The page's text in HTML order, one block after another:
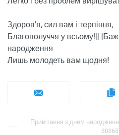
Здоров'я, сил вам і терпіння,
Благополуччя у всьому!||
народження
Лишь молодеть вам щодня!
Привітання з днем